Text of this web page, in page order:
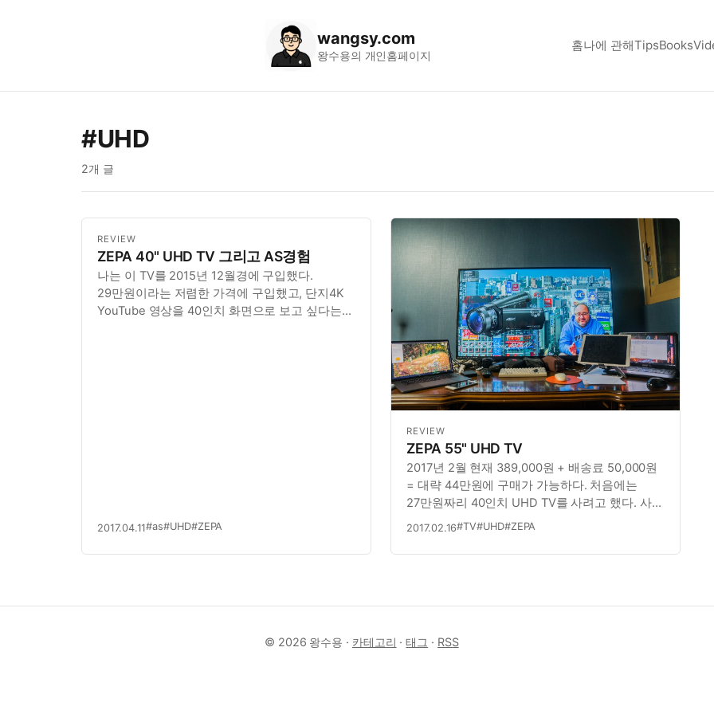
wangsy.com
왕수용의 개인홈페이지
홈나에 관해TipsBooks
#UHD
2개 글
REVIEW
ZEPA 40" UHD TV 그리고 AS경험
나는 이 TV를 2015년 12월경에 구입했다.
29만원이라는 저렴한 가격에 구입했고, 단지4K
YouTube 영상을 40인치 화면으로 보고 싶다는
2017.04.11#as#UHD#ZEPA
REVIEW
ZEPA 55" UHD TV
2017년 2월 현재 389,000원 + 배송료 50,000원
= 대략 44만원에 구매가 가능하다. 처음에는
27만원짜리 40인치 UHD TV를 사려고 했다. 사실
1년반전에 30만원을 주고 구입해서 사무실에
49인치를 사는게 더 좋겠다는 생각을 했다.
2017.02.16#TV#UHD#ZEPA
© 2026 왕수용 · 카테고리 ·태그 · RSS